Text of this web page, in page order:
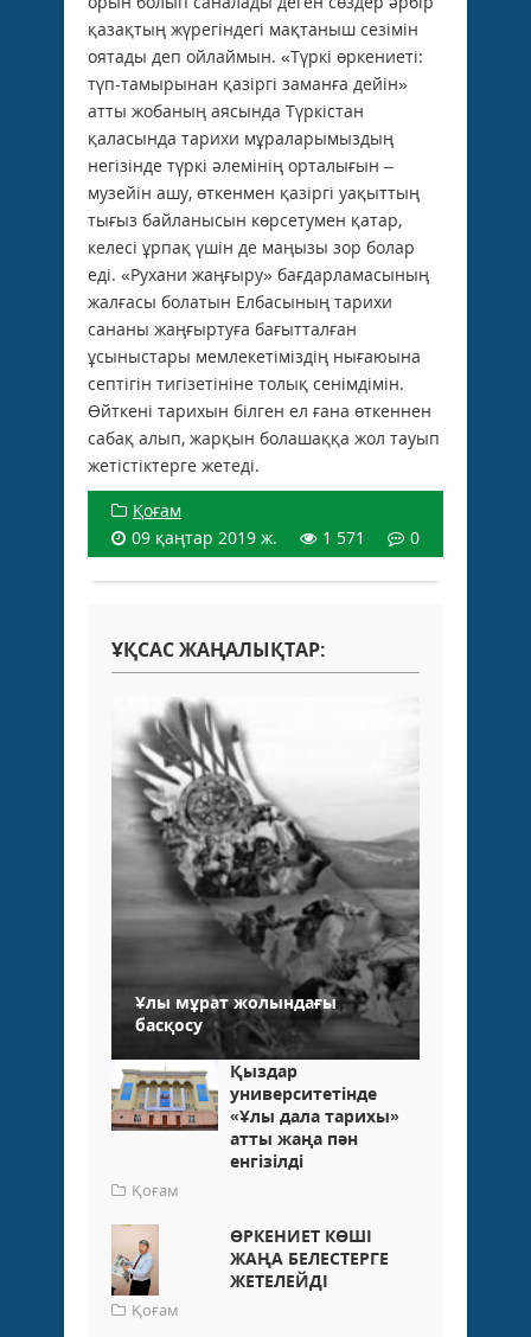
қазақтың жүрегіндегі мақтаныш сезімін
оятады деп ойлаймын. «Түркі өркениеті:
түп-тамырынан қазіргі заманға дейін»
атты жобаның аясында Түркістан
қаласында тарихи мұраларымыздың
негізінде түркі әлемінің орталығын –
музейін ашу, өткенмен қазіргі уақыттың
тығыз байланысын көрсетумен қатар,
келесі ұрпақ үшін де маңызы зор болар
еді. «Рухани жаңғыру» бағдарламасының
жалғасы болатын Елбасының тарихи
сананы жаңғыртуға бағытталған
ұсыныстары мемлекетіміздің нығаюына
септігін тигізетініне толық сенімдімін.
Өйткені тарихын білген ел ғана өткеннен
сабақ алып, жарқын болашаққа жол тауып
жетістіктерге жетеді.
Қоғам
09 қаңтар 2019 ж.
1 571 0
ҰҚСАС ЖАҢАЛЫҚТАР:
Ұлы мұрат жолындағы
басқосу
Қыздар
университетінде
«Ұлы дала тарихы»
атты жаңа пән
енгізілді
Қоғам
ӨРКЕНИЕТ КӨШІ
ЖАҢА БЕЛЕСТЕРГЕ
ЖЕТЕЛЕЙДІ
Қоғам